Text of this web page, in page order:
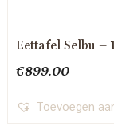
Eettafel Selbu –
€899.00
Toevoegen